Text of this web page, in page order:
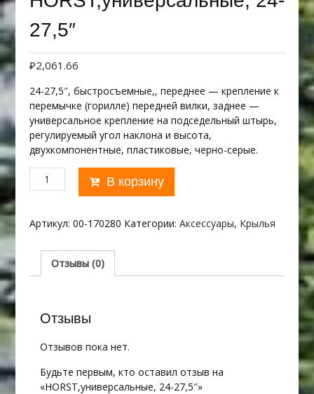
27,5″
₽2,061.66
24-27,5″, быстросъемные,, переднее — крепление к
перемычке (горилле) передней вилки, заднее —
универсальное крепление на подседельный штырь,
регулируемый угол наклона и высота,
двухкомпонентные, пластиковые, черно-серые.
Количество
товара
24-
27,5"
В корзину
Артикул: 00-170280 Категории: Аксессуары, Крылья
Отзывы (0)
Отзывы
Отзывов пока нет.
Будьте первым, кто оставил отзыв на
«HORST,универсальные, 24-27,5″»